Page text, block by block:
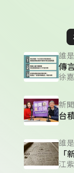
誰
傳
新
誰
「